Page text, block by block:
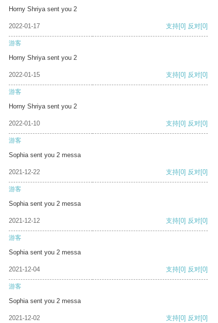
Horny Shriya sent you 2
2022-01-17 支持[0] 反对[0]
游客
Horny Shriya sent you 2
2022-01-15 支持[0] 反对[0]
游客
Horny Shriya sent you 2
2022-01-10 支持[0] 反对[0]
游客
Sophia sent you 2 messa
2021-12-22 支持[0] 反对[0]
游客
Sophia sent you 2 messa
2021-12-12 支持[0] 反对[0]
游客
Sophia sent you 2 messa
2021-12-04 支持[0] 反对[0]
游客
Sophia sent you 2 messa
2021-12-02 支持[0] 反对[0]